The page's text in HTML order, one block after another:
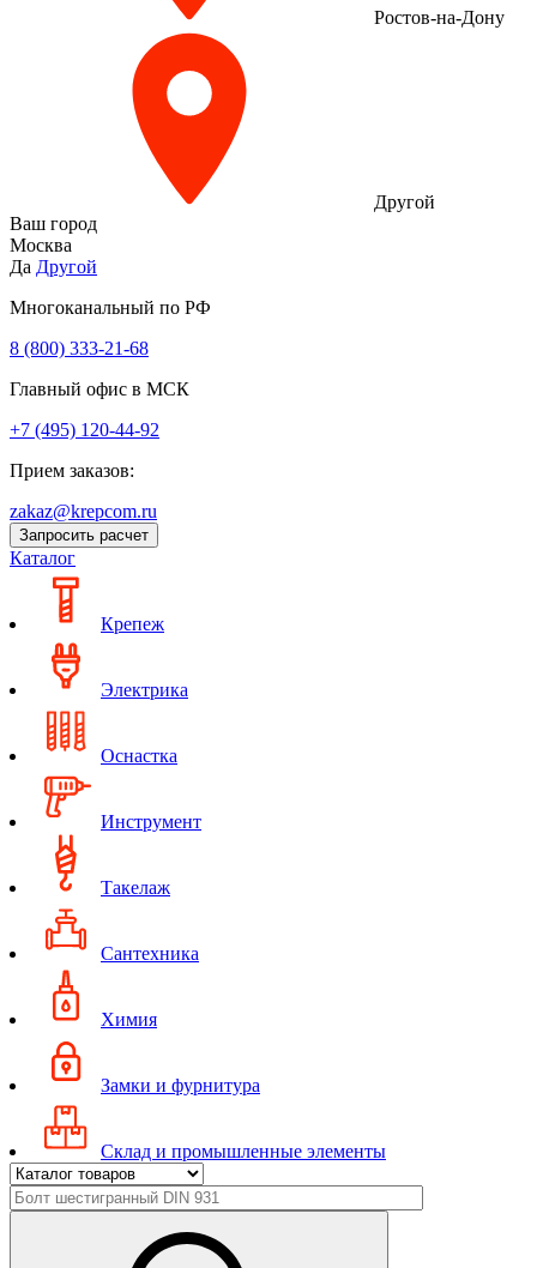
Ростов-на-Дону
Другой
Ваш город
Москва
Да Другой
Многоканальный по РФ
8 (800) 333‑21-68
Главный офис в МСК
+7 (495) 120-44-92
Прием заказов:
zakaz@krepcom.ru
Запросить расчет
Каталог
Крепеж
Электрика
Оснастка
Инструмент
Такелаж
Сантехника
Химия
Замки и фурнитура
Склад и промышленные элементы